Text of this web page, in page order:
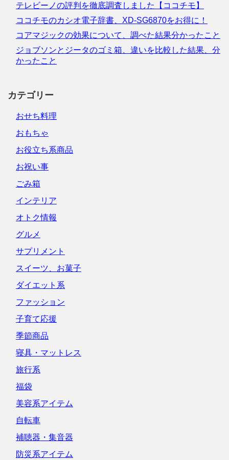
テレビーノの評判を徹底調査しました【ココチモ】
ココチモのカシオ電子辞書、XD-SG6870をお得に！
コアマジックの効果について、調べた結果分かったこと
ジョブソンとジータのゴミ箱、違いを比較した結果、分
かったこと
カテゴリー
おせち料理
おもちゃ
お役立ち系商品
お祝い事
ごみ箱
インテリア
オトク情報
グルメ
サプリメント
スイーツ、お菓子
ダイエット系
ファッション
子育て応援
季節商品
寝具・マットレス
旅行系
福袋
美容系アイテム
自転車
補聴器・集音器
防災系アイテム